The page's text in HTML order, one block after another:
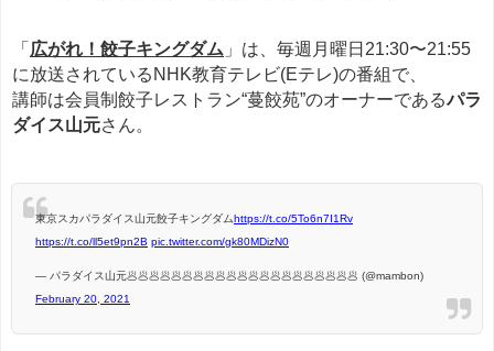
「 広がれ！餃子キングダム 」は、毎週月曜日21:30〜21:55
に放送されているNHK教育テレビ(Eテレ)の番組で、
講師は会員制餃子レストラン“蔓餃苑”のオーナーであるパラ
ダイス山元さん。
東京スカパラダイス山元餃子キングダムhttps://t.co/5To6n7I1Rv
https://t.co/ll5et9pn2B pic.twitter.com/gk80MDizN0
— パラダイス山元🥟🥟🥟🥟🥟🥟🥟🥟🥟🥟🥟🥟🥟🥟🥟🥟🥟🥟🥟🥟🥟 (@mambon)
February 20, 2021